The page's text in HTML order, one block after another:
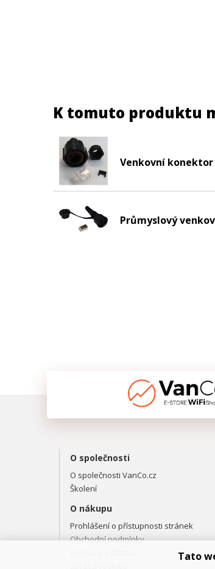
K tomuto produktu
Venkovní konektor
Průmyslový
O společnosti
O společnosti VanCo.cz
Školení
O nákupu
Prohlášení o přístupnosti stránek
Obchodní podmínky
Tato